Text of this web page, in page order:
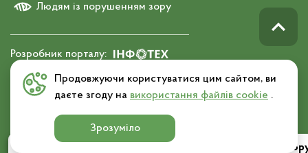
Продовжуючи користуватися цим сайтом, ви
даєте згоду на використання файлів cookie .
Зрозуміло
Повідомити про
Людям із порушенням зору
Розробник порталу:
© 2026 ІНФОТЕХ. Усі права захищено